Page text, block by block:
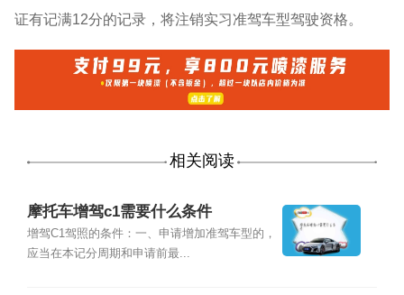
证有记满12分的记录，将注销实习准驾车型驾驶资格。
相关阅读
摩托车增驾c1需要什么条件
增驾C1驾照的条件：一、申请增加准驾车型的，
应当在本记分周期和申请前最...